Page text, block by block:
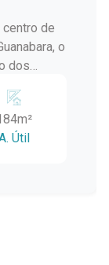
de
o
dos
com
social,
Útil